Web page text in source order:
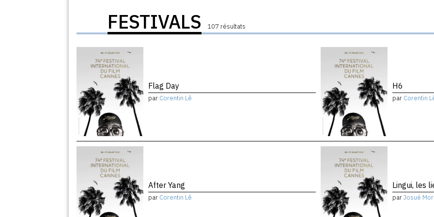
FESTIVALS 107 résultats
Flag Day
par Corentin Lê
H6
par Corentin
After Yang
par Corentin Lê
Lingui, les
parJosué